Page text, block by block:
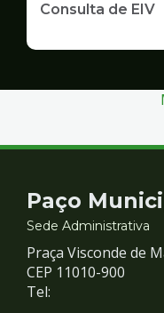
Consulta de EIV
Contato
e
Redes
Paço
Sede Administrativa
Praça Visconde de
CEP 11010-900
Tel: